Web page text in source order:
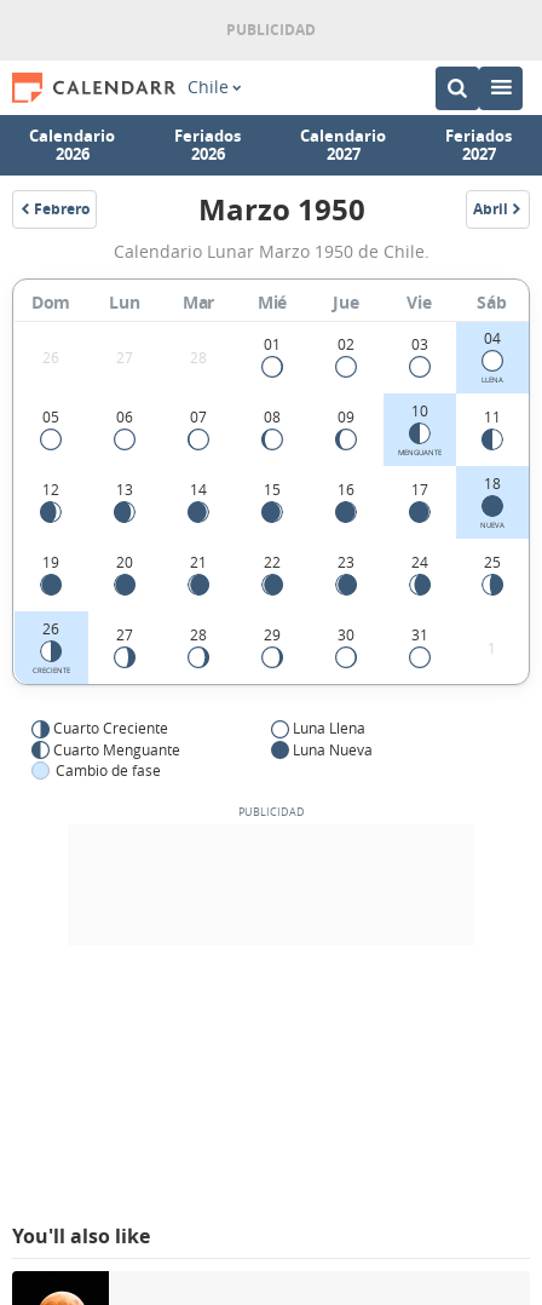
Chile
Calendario
2026
Feriados
2026
Calendario
2027
Feriados
2027
Febrero
1950
Calendario
Lunar
Marzo
de
Chile.
Marzo 1950 Abril
1950
Calendario Lunar Marzo 1950 de Chile.
Dom Lun Mar Mié Jue Vie Sáb
26 27 28
01 02 03 04
LLENA
05 06 07 08 09 10
MENGUANTE
11
12 13 14 15 16 17 18
NUEVA
19 20 21 22 23 24 25
26
CRECIENTE
27 28 29 30 31
1
Cuarto Creciente
Luna Llena
Cuarto Menguante
Luna Nueva
Cambio de fase
You'll also like